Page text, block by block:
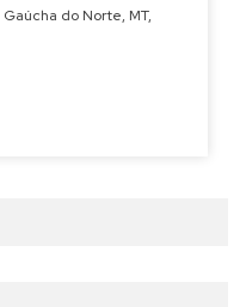
Gaúcha do Norte, MT,